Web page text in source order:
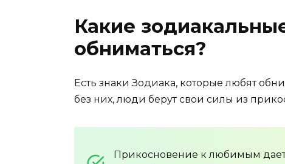
Какие
обниматься?
Есть знаки Зодиака, которые любят
без них, люди берут свои силы из
Прикосновение к любимым